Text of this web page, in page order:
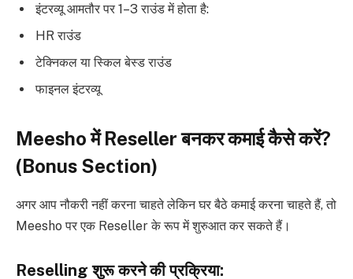
इंटरव्यू आमतौर पर 1–3 राउंड में होता है:
HR राउंड
टेक्निकल या स्किल बेस्ड राउंड
फाइनल इंटरव्यू
Meesho में Reseller बनकर कमाई कैसे करें?
(Bonus Section)
अगर आप नौकरी नहीं करना चाहते लेकिन घर बैठे कमाई करना चाहते हैं, तो
Meesho पर एक Reseller के रूप में शुरुआत कर सकते हैं।
Reselling शुरू करने की प्रक्रिया: